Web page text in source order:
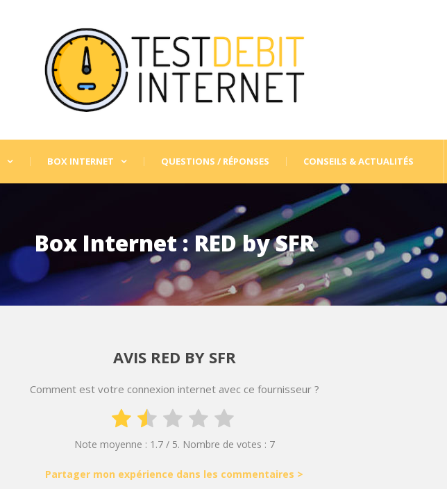
BOX INTERNET QUESTIONS / RÉPONSES CONSEILS & ACTUALITÉS
Box Internet : RED by SFR
AVIS RED BY SFR
Comment est votre connexion internet avec ce fournisseur ?
Note moyenne : 1.7/ 5. Nombre de votes : 7
Partager mon expérience dans les commentaires >